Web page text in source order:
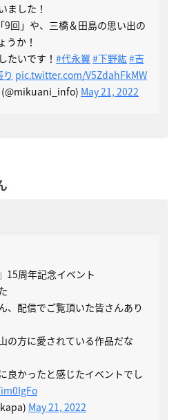
ました！
回」や、三橋＆田島の思い出の
うか！
たいです！ #代永翼 #下野紘#吉
pic.twitter.com/V5ZdahFkMW
May 21, 2022
』15周年記念イベント
、配信でご覧頂いた皆さんあり
の方に愛されている作品だな
良かったと感じたイベントでし
May 21, 2022